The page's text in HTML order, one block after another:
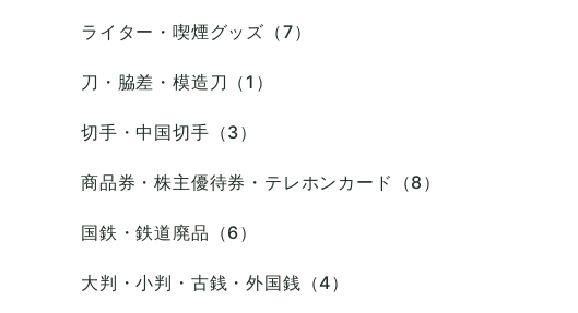
ライター・喫煙グッズ（7）
刀・脇差・模造刀（1）
切手・中国切手（3）
商品券・株主優待券・テレホンカード（8）
国鉄・鉄道廃品（6）
大判・小判・古銭・外国銭（4）